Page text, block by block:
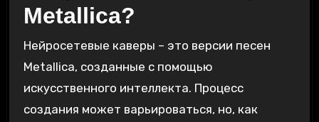
Metallica?
Нейросетевые каверы – это версии песен
Metallica‚ созданные с помощью
искусственного интеллекта. Процесс
создания может варьироваться‚ но‚ как